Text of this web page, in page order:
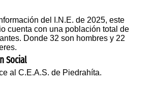
del I.N.E. de 2025, este
cuenta con una población total de
Donde 32 son hombres y 22
Social
al C.E.A.S. de Piedrahíta.